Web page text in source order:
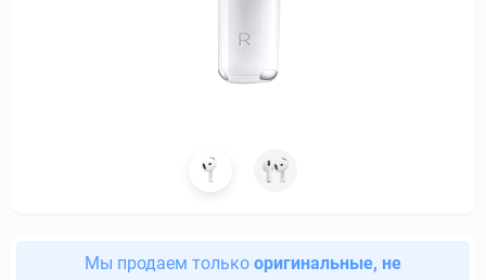
Мы продаем только оригинальные, не